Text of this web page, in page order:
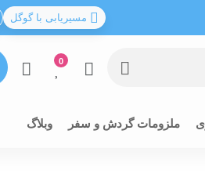
مسیریابی با گوگل
0
ملزومات گردش و سفر وبلاگ